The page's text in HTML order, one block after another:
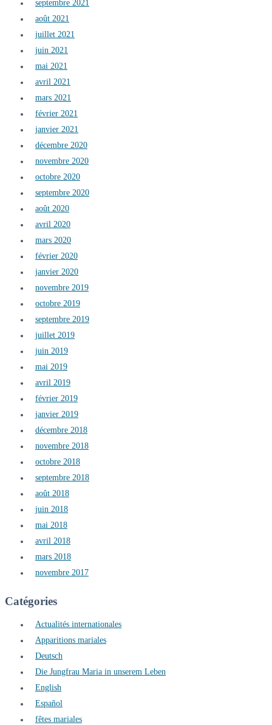
septembre 2021
août 2021
juillet 2021
juin 2021
mai 2021
avril 2021
mars 2021
février 2021
janvier 2021
décembre 2020
novembre 2020
octobre 2020
septembre 2020
août 2020
avril 2020
mars 2020
février 2020
janvier 2020
novembre 2019
octobre 2019
septembre 2019
juillet 2019
juin 2019
mai 2019
avril 2019
février 2019
janvier 2019
décembre 2018
novembre 2018
octobre 2018
septembre 2018
août 2018
juin 2018
mai 2018
avril 2018
mars 2018
novembre 2017
Catégories
Actualités internationales
Apparitions mariales
Deutsch
Die Jungfrau Maria in unserem Leben
English
Español
fêtes mariales